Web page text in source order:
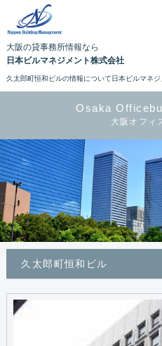
大阪の貸事務所情報なら
日本ビルマネジメント株式会社
久太郎町恒和ビルの情報について日本ビルマネジ
Osaka
大阪オフィ
久太郎町恒和ビル